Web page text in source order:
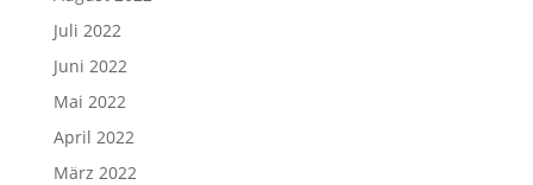
Juli 2022
Juni 2022
Mai 2022
April 2022
März 2022